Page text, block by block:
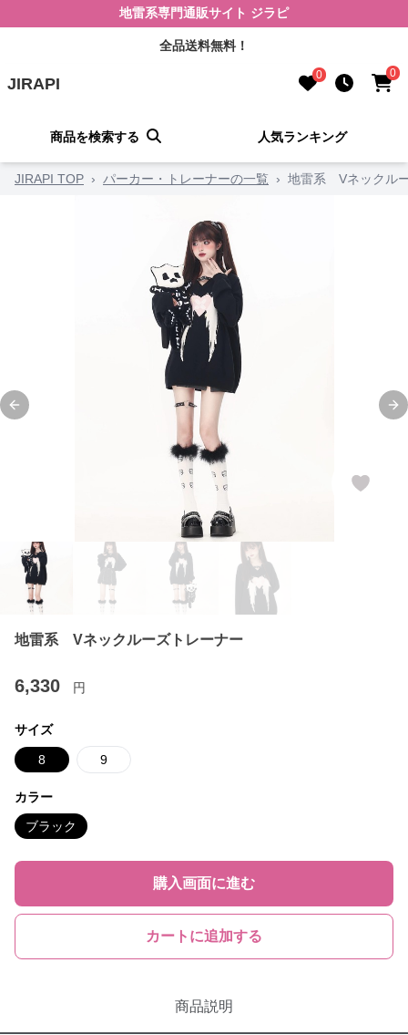
地雷系専門通販サイト ジラピ
全品送料無料！
JIRAPI 0 0
商品を検索する 人気ランキング
JIRAPI TOP › パーカー・トレーナーの一覧 › 地雷系 Vネックル
Previous slide
地雷系 Vネックルーズトレーナー
6,330 円
サイズ
8 9
カラー
ブラック
購入画面に進む
カートに追加する
商品説明